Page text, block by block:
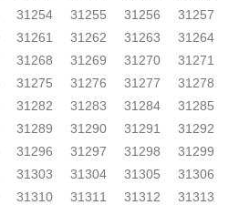
31254 31255 31256
31257
31261 31262 31263
31264
31268 31269 31270
31271
31275 31276 31277
31278
31282 31283 31284
31285
31289 31290 31291
31292
31296 31297 31298
31299
31303 31304 31305
31306
31310 31311 31312
31313